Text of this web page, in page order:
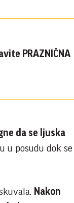
PRAZNIČNA
da se ljuska
u posudu dok se
Nakon